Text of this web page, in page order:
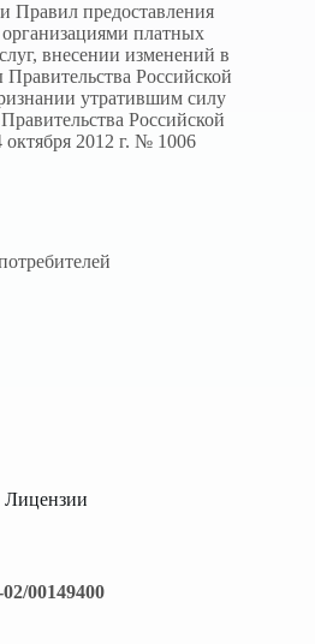
Правил предоставления
платных
внесении изменений в
Правительства Российской
утратившим силу
Российской
2012 г. № 1006
Лицензии
00149400